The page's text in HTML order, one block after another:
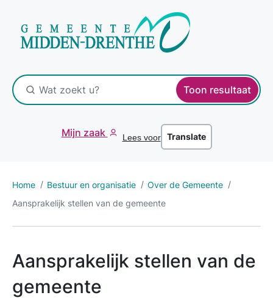
Toon resultaat
Mijn zaak Lees voor Translate
Home Bestuur en organisatie
Over de Gemeente
Aansprakelijk stellen van de gemeente
Aansprakelijk stellen van de
gemeente